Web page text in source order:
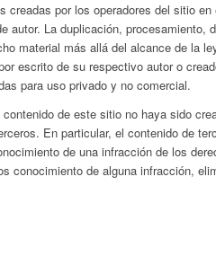
creadas por los operadores del sitio
autor. La duplicación, procesamiento,
material más allá del alcance de la
escrito de su respectivo autor o
para uso privado y no comercial.
de este sitio no haya sido
En particular, el contenido de
de una infracción de los
conocimiento de alguna infracción,